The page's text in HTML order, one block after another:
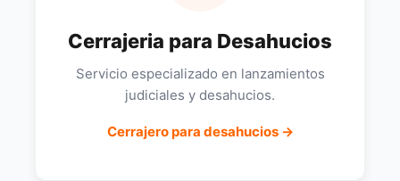
Cerrajeria para Desahucios
Servicio especializado en lanzamientos
judiciales y desahucios.
Cerrajero para desahucios →